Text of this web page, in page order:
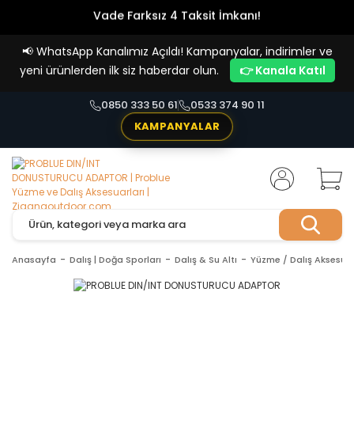
Vade Farksız 4 Taksit İmkanı!
📢 WhatsApp Kanalımız Açıldı! Kampanyalar, indirimler ve
yeni ürünlerden ilk siz haberdar olun.
👉 Kanala Katıl
0850 333 50 61
0533 374 90 11
KAMPANYALAR
Anasayfa Dalış | Doğa Sporları Dalış & Su Altı Yüzme / Dalış